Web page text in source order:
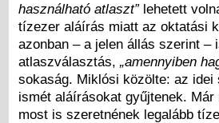
használható atlaszt”lehetett
tízezer aláírás miatt az oktatási
azonban – a jelen állás szerint –
atlaszválasztás, „amennyiben
sokaság. Miklósi közölte: az
ismét aláírásokat gyűjtenek.
most is szeretnének legalább